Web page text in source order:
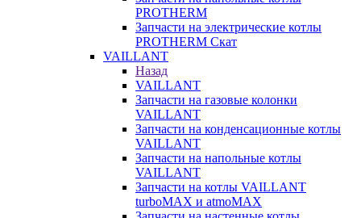
PROTHERM
Запчасти на электрические котлы
PROTHERM Скат
VAILLANT
Назад
VAILLANT
Запчасти на газовые колонки
VAILLANT
Запчасти на конденсационные котлы
VAILLANT
Запчасти на напольные котлы
VAILLANT
Запчасти на котлы VAILLANT
turboMAX и atmoMAX